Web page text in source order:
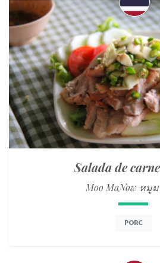
Salada de
Moo MaNow หมู
PORC